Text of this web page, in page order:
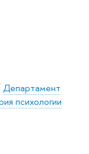
Департамент
психологии